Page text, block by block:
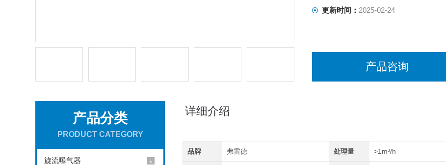
更新时间： 2025-02-24
产品咨询
产品分类
PRODUCT CATEGORY
旋流曝气器
详细介绍
品牌 弗雷德 处理量 >1m³/h